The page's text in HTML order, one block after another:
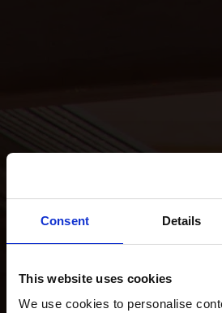
Consent Details
This website uses cookies
We use cookies to personalise